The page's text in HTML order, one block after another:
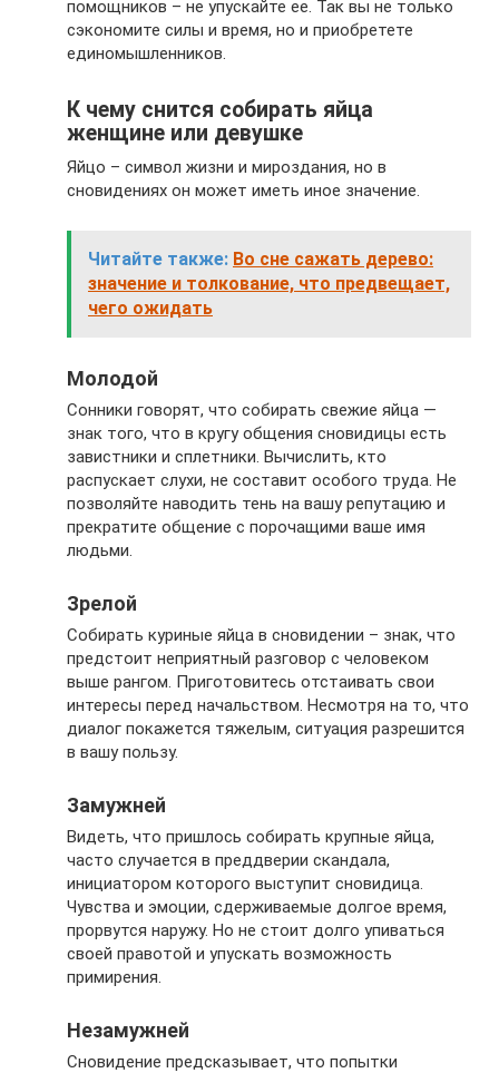
помощников – не упускайте ее. Так вы не только
сэкономите силы и время, но и приобретете
единомышленников.
К чему снится собирать яйца
женщине или девушке
Яйцо – символ жизни и мироздания, но в
сновидениях он может иметь иное значение.
Читайте также: Во сне сажать дерево:
значение и толкование, что предвещает,
чего ожидать
Молодой
Сонники говорят, что собирать свежие яйца —
знак того, что в кругу общения сновидицы есть
завистники и сплетники. Вычислить, кто
распускает слухи, не составит особого труда. Не
позволяйте наводить тень на вашу репутацию и
прекратите общение с порочащими ваше имя
людьми.
Зрелой
Собирать куриные яйца в сновидении – знак, что
предстоит неприятный разговор с человеком
выше рангом. Приготовитесь отстаивать свои
интересы перед начальством. Несмотря на то, что
диалог покажется тяжелым, ситуация разрешится
в вашу пользу.
Замужней
Видеть, что пришлось собирать крупные яйца,
часто случается в преддверии скандала,
инициатором которого выступит сновидица.
Чувства и эмоции, сдерживаемые долгое время,
прорвутся наружу. Но не стоит долго упиваться
своей правотой и упускать возможность
примирения.
Незамужней
Сновидение предсказывает, что попытки